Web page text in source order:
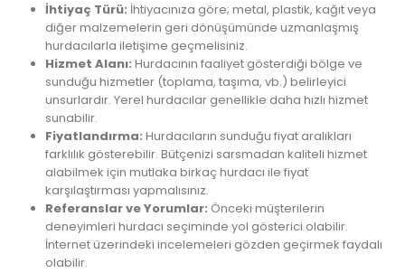
İhtiyaç Türü: İhtiyacınıza göre; metal, plastik, kağıt veya
diğer malzemelerin geri dönüşümünde uzmanlaşmış
hurdacılarla iletişime geçmelisiniz.
Hizmet Alanı: Hurdacının faaliyet gösterdiği bölge ve
sunduğu hizmetler (toplama, taşıma, vb.) belirleyici
unsurlardır. Yerel hurdacılar genellikle daha hızlı hizmet
sunabilir.
Fiyatlandırma: Hurdacıların sunduğu fiyat aralıkları
farklılık gösterebilir. Bütçenizi sarsmadan kaliteli hizmet
alabilmek için mutlaka birkaç hurdacı ile fiyat
karşılaştırması yapmalısınız.
Referanslar ve Yorumlar: Önceki müşterilerin
deneyimleri hurdacı seçiminde yol gösterici olabilir.
İnternet üzerindeki incelemeleri gözden geçirmek faydalı
olabilir.